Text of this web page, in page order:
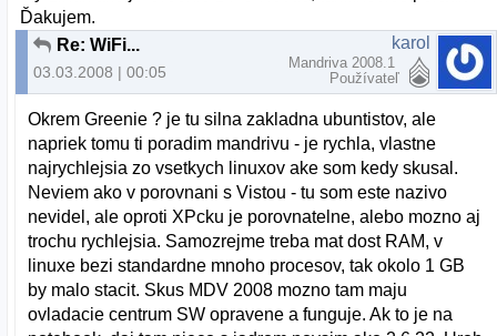
Ďakujem.
Re: WiFi...
03.03.2008 | 00:05
karol
Mandriva 2008.1
Používateľ
Okrem Greenie ? je tu silna zakladna ubuntistov, ale
napriek tomu ti poradim mandrivu - je rychla, vlastne
najrychlejsia zo vsetkych linuxov ake som kedy skusal.
Neviem ako v porovnani s Vistou - tu som este nazivo
nevidel, ale oproti XPcku je porovnatelne, alebo mozno aj
trochu rychlejsia. Samozrejme treba mat dost RAM, v
linuxe bezi standardne mnoho procesov, tak okolo 1 GB
by malo stacit. Skus MDV 2008 mozno tam maju
ovladacie centrum SW opravene a funguje. Ak to je na